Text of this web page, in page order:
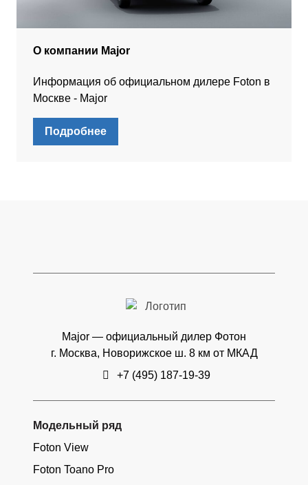
О компании Major
Информация об официальном дилере Foton в
Москве - Major
Подробнее
Major — официальный дилер Фотон
г. Москва, Новорижское ш. 8 км от МКАД
+7 (495) 187-19-39
Модельный ряд
Foton View
Foton Toano Pro